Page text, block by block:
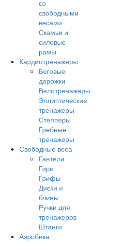
со
свободными
весами
Скамьи и
силовые
рамы
Кардиотренажеры
Беговые
дорожки
Велотренажеры
Эллиптические
тренажеры
Степперы
Гребные
тренажеры
Свободные веса
Гантели
Гири
Грифы
Диски и
блины
Ручки для
тренажеров
Штанги
Аэробика